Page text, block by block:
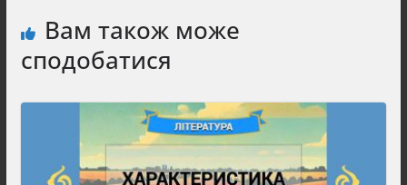
Вам також може
сподобатися